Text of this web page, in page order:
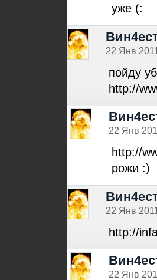
уже (:
22 Янв
пойду
http://
22 Янв
http://
рожи :)
22 Янв
http://
22 Янв